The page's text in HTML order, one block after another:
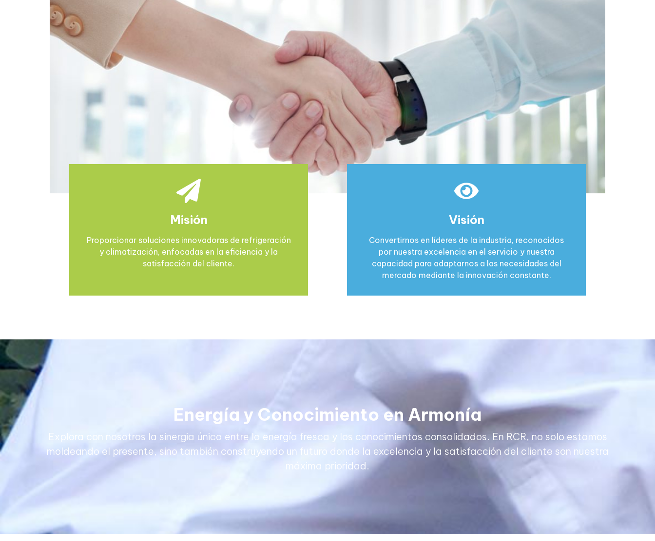
Misión
Proporcionar soluciones innovadoras de refrigeración
y climatización, enfocadas en la eficiencia y la
satisfacción del cliente.
Visión
Convertirnos en líderes de la industria, reconocidos
por nuestra excelencia en el servicio y nuestra
capacidad para adaptarnos a las necesidades del
mercado mediante la innovación constante.
Energía y Conocimiento en Armonía
Explora con nosotros la sinergia única entre la energía fresca y los conocimientos consolidados. En RCR, no solo estamos
moldeando el presente, sino también construyendo un futuro donde la excelencia y la satisfacción del cliente son nuestra
máxima prioridad.